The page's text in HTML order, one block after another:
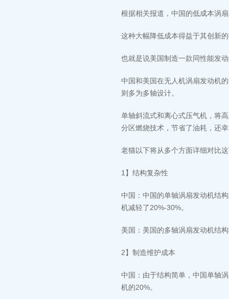
根据相关报道，中国的低成本涡
这种大幅降低成本得益于其创新
也就是说美国制造一款同性能发
中国和美国在无人机涡扇发动机
则多为多轴设计。
单轴斜流式和离心式压气机，将
分区燃烧技术，节省了油耗，还
老猫以下将从多个方面详细对比
1】结构复杂性
中国：中国的单轴涡扇发动机结
机减轻了20%-30%。
美国：美国的多轴涡扇发动机结
2】制造维护成本
中国：由于结构简单，中国单轴
机的20%。